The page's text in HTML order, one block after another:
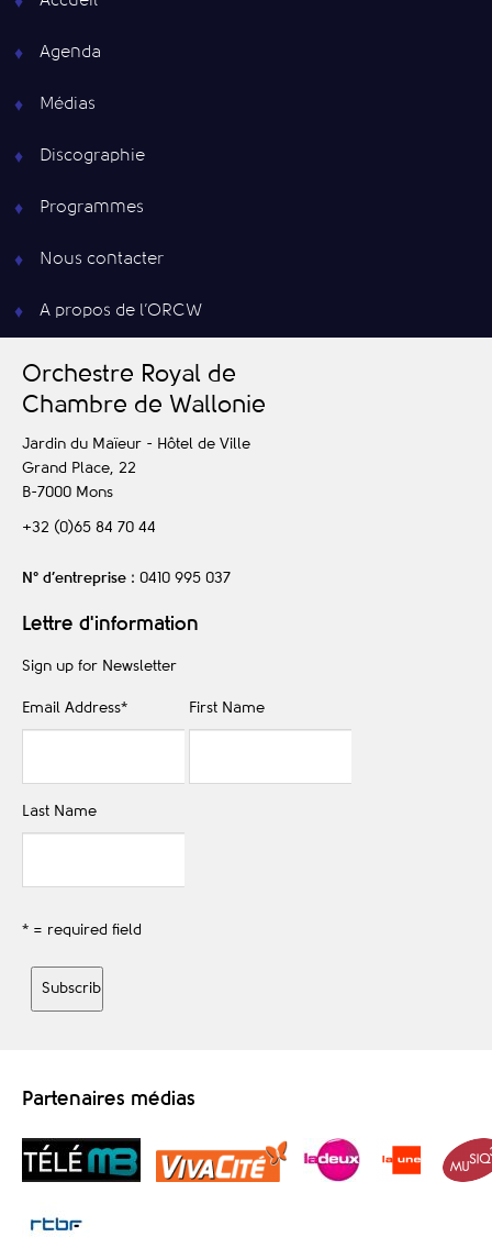
Agenda
Médias
Discographie
Programmes
Nous contacter
A propos de l’ORCW
Orchestre Royal de
Chambre de Wallonie
Jardin du Maïeur - Hôtel de Ville
Grand Place, 22
B-7000 Mons
+32 (0)65 84 70 44
N° d’entreprise : 0410 995 037
Lettre d'information
Sign up for Newsletter
Email Address* First Name
Last Name
* = required field
Partenaires médias